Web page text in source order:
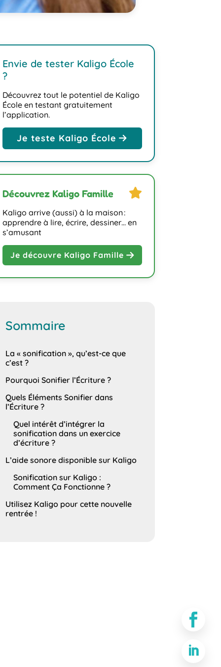
Envie de tester Kaligo École
?
Découvrez tout le potentiel de Kaligo
École en testant gratuitement
l’application.
Je teste Kaligo École
Découvrez Kaligo Famille star
Kaligo arrive (aussi) à la maison :
apprendre à lire, écrire, dessiner… en
s’amusant
Je découvre Kaligo Famille
Sommaire
La « sonification », qu’est-ce que
c’est ?
Pourquoi Sonifier l’Écriture ?
Quels Éléments Sonifier dans
l’Écriture ?
Quel intérêt d’intégrer la
sonification dans un exercice
d’écriture ?
L’aide sonore disponible sur Kaligo
Sonification sur Kaligo :
Comment Ça Fonctionne ?
Utilisez Kaligo pour cette nouvelle
rentrée !

